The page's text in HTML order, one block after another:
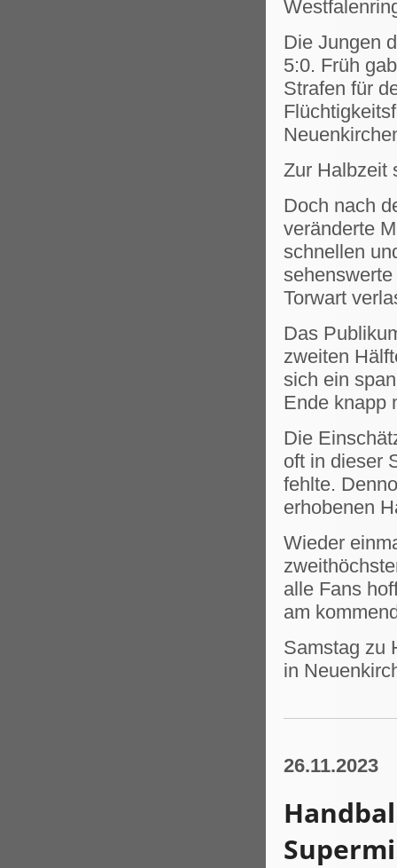
Die Jungen
5:0. Früh
Strafen für
Zur Halbzeit
Doch nach
veränderte
schnellen
Torwart
Das
zweiten
sich ein
Ende knapp
Die
oft in dieser
fehlte.
erhobenen
Wieder
alle Fans
am
Samstag zu
in
26.11.2023